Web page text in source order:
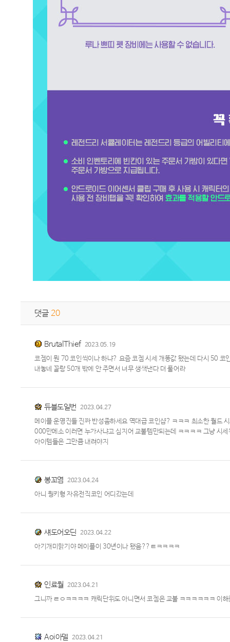
댓글 20
BrutalThief 2023.05.19
코젬이 뭔 70 코인씩이나 하냐? 요즘 코젬 시세 개똥값 됐는데 다시 50 코
내놓네 꼴랑 50개 밖에 안 주면서 너무 생색낸다 더 풀어라
듀블도일번 2023.04.27
메이플 운영진들 진짜 반성좀하세요 역대급 코인샵? ㅋㅋㅋ 최소한 월드
000만메소 이러면 누가사냐고 심지어 교불템만되는데 ㅋㅋㅋㅋ 그냥 시
아이템들은 그만큼 내려야지
봉꼬염 2023.04.24
아니 웡키형 자유전직코인 어디갔는데
섀도어오딘 2023.04.22
아기개미핡기야 메이플이 30년이나 됐음??ㅌㅋㅋㅋㅋ
인료월 2023.04.21
그니까 ㄹㅇㅋㅋㅋㅋ 캐릭단위도 아니면서 코젬은 교불 ㅋㅋㅋㅋㅋㅋ 이
Aoi아델 2023.04.21